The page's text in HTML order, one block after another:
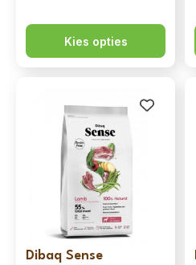
Kies opties
Dibaq Sense